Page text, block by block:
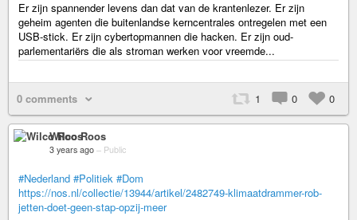
Er zijn spannender levens dan dat van de krantenlezer. Er zijn
geheim agenten die buitenlandse kerncentrales ontregelen met een
USB-stick. Er zijn cybertopmannen die hacken. Er zijn oud-
parlementariërs die als stroman werken voor vreemde...
0 comments 1 0 0
Wilco Roos
3 years ago – Public
#Nederland #Politiek #Dom
https://nos.nl/collectie/13944/artikel/2482749-klimaatdrammer-rob-
jetten-doet-geen-stap-opzij-meer